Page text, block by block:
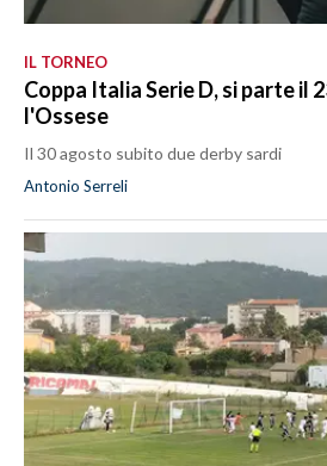
IL TORNEO
Coppa Italia Serie D, si parte il
l'Ossese
Il 30 agosto subito due derby sardi
Antonio Serreli